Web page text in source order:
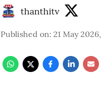
thanthitv
Published on: 21 May